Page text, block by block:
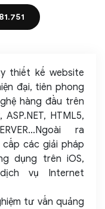
thiết kế website
đại, tiên phong
hàng đầu trên
HTML5,
ra
các giải pháp
dụng trên iOS,
vụ Internet
tư vấn quảng